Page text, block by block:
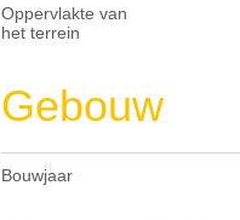
Oppervlakte van
het terrein
Gebouw
Bouwjaar